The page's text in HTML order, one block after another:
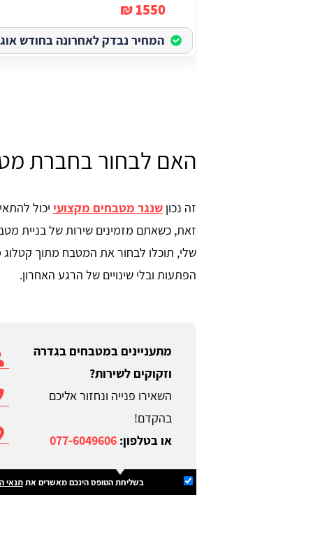
1550 ₪
המחיר נבדק לאחרונה בחודש
האם לבחור בחברת
זה נכוןשנגר מטבחים מקצועי יכול
זאת, כשאתם מזמינים שירות של בניית
שלי, תוכלו לבחור את המטבח מתוך
הפתעות ובלי שינויים של הרגע האחרון.
מתעניינים במטבחים בגדרה
וזקוקים לשירות?
השאירו פנייה ונחזור אליכם
בהקדם!
או בטלפון:077-6049606
בשליחת הטופס הינכם מאשרים אתתנאי